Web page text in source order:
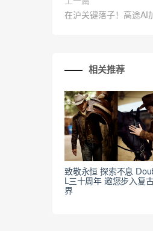
在沪关键落子！高途AI
相关推荐
致敬永恒 探索不息
L三十周年 邀您步入复
界